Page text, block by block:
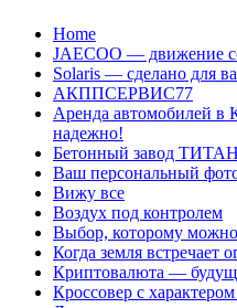
Перейти
содержанию
Home
JAECOO — движение
Solaris — сделано для
АКППСЕРВИС77
Аренда автомобилей в
надежно!
Бетонный завод
Ваш персональный
Вижу все
Воздух под контролем
Выбор, которому можно
Когда земля встречает
Криптовалюта —
Кроссовер с